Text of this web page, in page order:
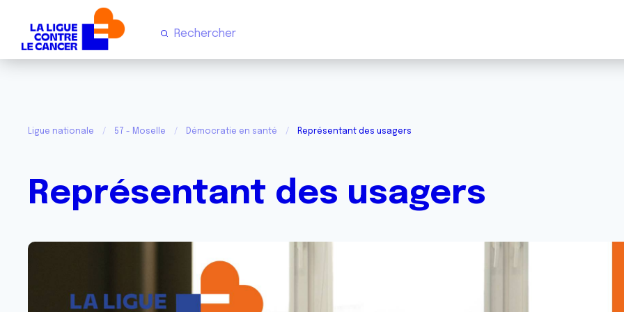
Ligue nationale 57 - Moselle Démocratie en santé Représentant des usagers
Représentant des usagers